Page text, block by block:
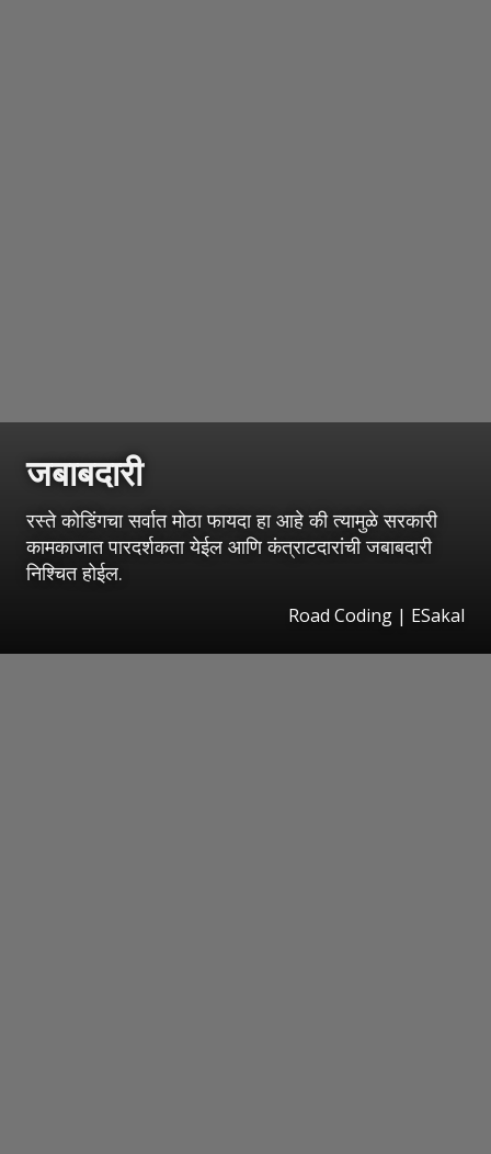
जबाबदारी
रस्ते कोडिंगचा सर्वात मोठा फायदा हा आहे की त्यामुळे सरकारी
कामकाजात पारदर्शकता येईल आणि कंत्राटदारांची जबाबदारी
निश्चित होईल.
Road Coding | ESakal